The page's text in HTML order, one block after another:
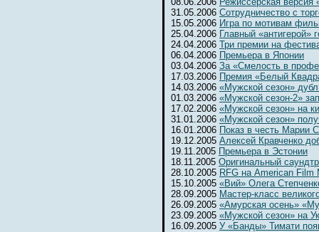
31.05.2006 Сотрудничество с
15.05.2006 Игра по мотивам
25.04.2006 Главный «антигерой»
24.04.2006 Три премии на
06.04.2006 Премьера в Японии
03.04.2006 За «Смелость в
17.03.2006 Премия «Белый
14.03.2006 «Мужской сезон»
01.03.2006 «Мужской сезон-2»
17.02.2006 «Мужской сезон» на
31.01.2006 «Мужской сезон»
16.01.2006 Показ в честь Марии
19.12.2005 Алексей Кравченко
19.11.2005 Премьера в Эстонии
18.11.2005 Оригинальный
28.10.2005 RFG на American Film
15.10.2005 «Вий» Олега
28.09.2005 Мастер-класс
26.09.2005 «Амурская осень»
23.09.2005 «Мужской сезон» на
16.09.2005 У «Банды» Тимати